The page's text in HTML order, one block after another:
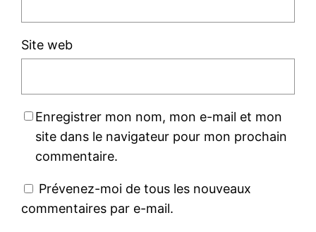
Site web
Enregistrer mon nom, mon e-mail et mon
site dans le navigateur pour mon prochain
commentaire.
Prévenez-moi de tous les nouveaux
commentaires par e-mail.